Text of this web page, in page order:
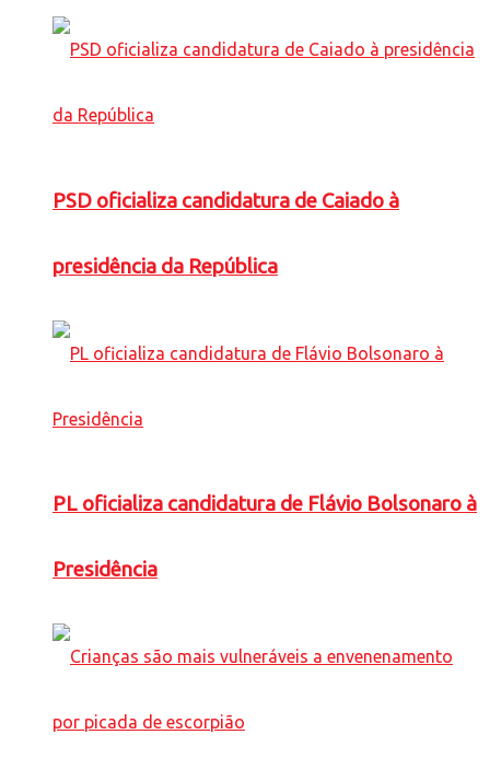
PSD oficializa candidatura de Caiado à
presidência da República
PL oficializa candidatura de Flávio Bolsonaro à
Presidência